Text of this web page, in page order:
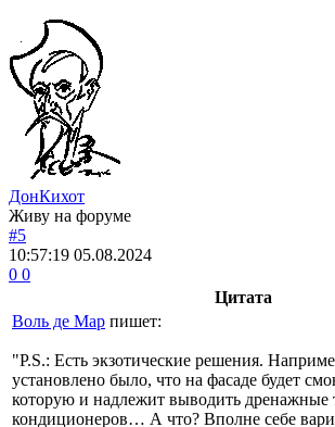
ДонКихот
Живу на форуме
#5
10:57:19 05.08.2024
0 0
Цитата
Воль де Мар пишет:
"P.S.: Есть экзотические решения.
установлено было, что на фасаде будет
которую и надлежит выводить дренажные
кондиционеров… А что? Вполне себе